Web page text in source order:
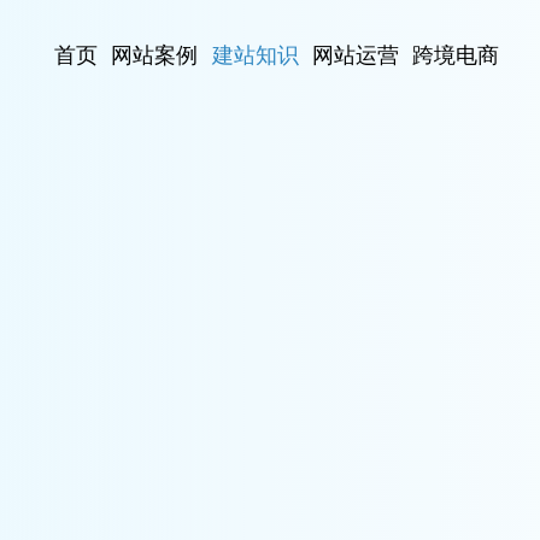
首页 网站案例 建站知识 网站运营 跨境电商